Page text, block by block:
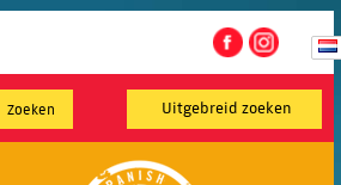
Uitgebreid zoeken